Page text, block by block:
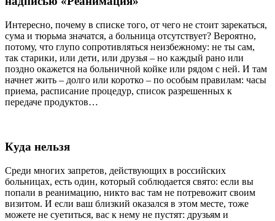
Интересно, почему в списке того, от чего не стоит зарекаться,
сума и тюрьма значатся, а больница отсутствует? Вероятно,
потому, что глупо сопротивляться неизбежному: не ты сам,
так старики, или дети, или друзья – но каждый рано или
поздно окажется на больничной койке или рядом с ней. И там
начнет жить – долго или коротко – по особым правилам: часы
приема, расписание процедур, список разрешенных к
передаче продуктов…
Куда нельзя
Среди многих запретов, действующих в российских
больницах, есть один, который соблюдается свято: если вы
попали в реанимацию, никто вас там не потревожит своим
визитом. И если ваш близкий оказался в этом месте, тоже
можете не суетиться, вас к нему не пустят: друзьям и